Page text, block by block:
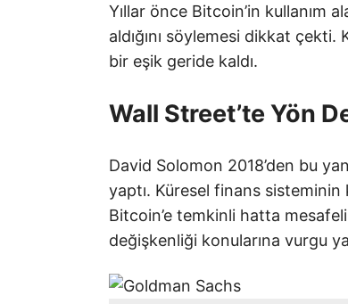
Yıllar önce Bitcoin’in kullanım
aldığını söylemesi dikkat
bir eşik geride kaldı.
Wall Street’te Yön
David Solomon 2018’den bu
yaptı. Küresel finans
Bitcoin’e temkinli hatta
değişkenliği konularına vurgu